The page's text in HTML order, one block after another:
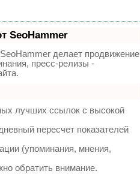
SeoHammer
SeoHammer делает продвижение
пресс-релизы -
лучших ссылок с высокой
пересчет показателей
(упоминания, мнения,
обратить внимание.